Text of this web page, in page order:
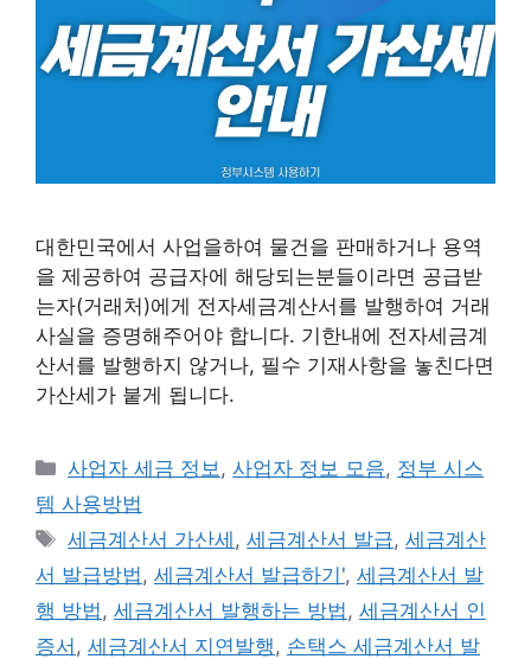
대한민국에서 사업을하여 물건을 판매하거나 용역
을 제공하여 공급자에 해당되는분들이라면 공급받
는자(거래처)에게 전자세금계산서를 발행하여 거래
사실을 증명해주어야 합니다. 기한내에 전자세금계
산서를 발행하지 않거나, 필수 기재사항을 놓친다면
가산세가 붙게 됩니다.
카
테
고
리
사업자 세금 정보 ,사업자 정보 모음, 정부 시스
템 사용방법
태
그
세금계산서 가산세 ,세금계산서 발급,세금계산
서 발급방법 , 세금계산서 발급하기', 세금계산서 발
행 방법 , 세금계산서 발행하는 방법 , 세금계산서 인
증서 , 세금계산서 지연발행 , 손택스 세금계산서 발